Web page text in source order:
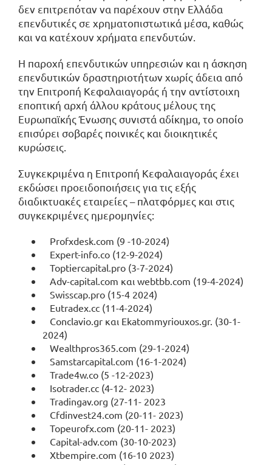
δεν επιτρεπόταν να παρέχουν στην Ελλάδα
επενδυτικές σε χρηματοπιστωτικά μέσα, καθώς
και να κατέχουν χρήματα επενδυτών.
Η παροχή επενδυτικών υπηρεσιών και η άσκηση
επενδυτικών δραστηριοτήτων χωρίς άδεια από
την Επιτροπή Κεφαλαιαγοράς ή την αντίστοιχη
εποπτική αρχή άλλου κράτους μέλους της
Ευρωπαϊκής Ένωσης συνιστά αδίκημα, το οποίο
επισύρει σοβαρές ποινικές και διοικητικές
κυρώσεις.
Συγκεκριμένα η Επιτροπή Κεφαλαιαγοράς έχει
εκδώσει προειδοποιήσεις για τις εξής
διαδικτυακές εταιρείες – πλατφόρμες και στις
συγκεκριμένες ημερομηνίες:
Profxdesk.com (9 -10-2024)
Expert-info.co (12-9-2024)
Toptiercapital.pro (3-7-2024)
Adv-capital.com και webtbb.com (19-4-2024)
Swisscap.pro (15-4 2024)
Eutradex.cc (11-4-2024)
Conclavio.gr και Ekatommyriouxos.gr. (30-1-
2024)
Wealthpros365.com (29-1-2024)
Samstarcapital.com (16-1-2024)
Trade4w.co (5 -12-2023)
Isotrader.cc (4-12- 2023)
Tradingav.org (27-11- 2023
Cfdinvest24.com (20-11- 2023)
Topeurofx.com (20-11- 2023)
Capital-adv.com (30-10-2023)
Xtbempire.com (16-10 2023)